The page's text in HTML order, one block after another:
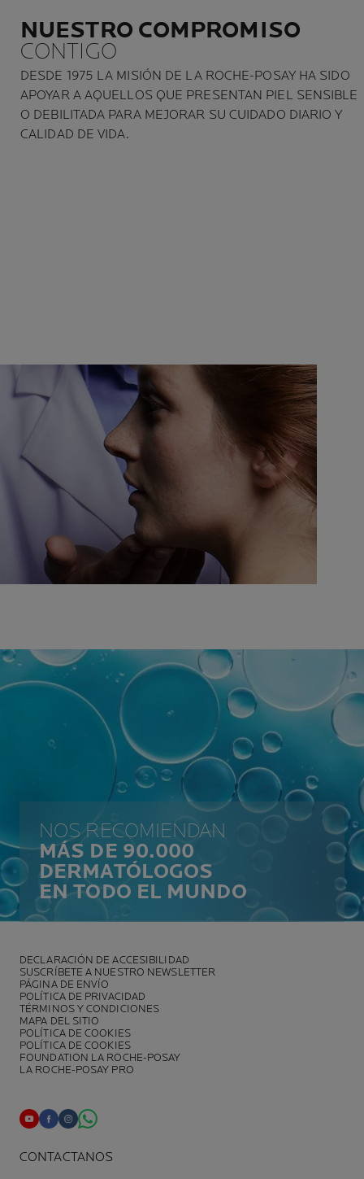
NUESTRO COMPROMISO
CONTIGO
DESDE 1975 LA MISIÓN DE LA ROCHE-POSAY HA SIDO
APOYAR A AQUELLOS QUE PRESENTAN PIEL SENSIBLE
O DEBILITADA PARA MEJORAR SU CUIDADO DIARIO Y
CALIDAD DE VIDA.
NOS RECOMIENDAN
MÁS DE 90.000
DERMATÓLOGOS
EN TODO EL MUNDO
DECLARACIÓN DE ACCESIBILIDAD
SUSCRÍBETE A NUESTRO NEWSLETTER
PÁGINA DE ENVÍO
POLÍTICA DE PRIVACIDAD
TÉRMINOS Y CONDICIONES
MAPA DEL SITIO
POLÍTICA DE COOKIES
POLÍTICA DE COOKIES
FOUNDATION LA ROCHE-POSAY
LA ROCHE-POSAY PRO
CONTACTANOS